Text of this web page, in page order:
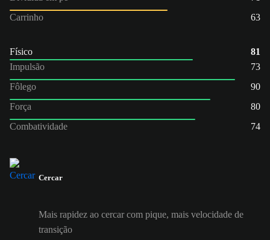
Carrinho
63
Físico
81
Impulsão
73
Fôlego
90
Força
80
Combatividade
74
Cercar
Mais rapidez ao cercar com pique, mais velocidade de
transição